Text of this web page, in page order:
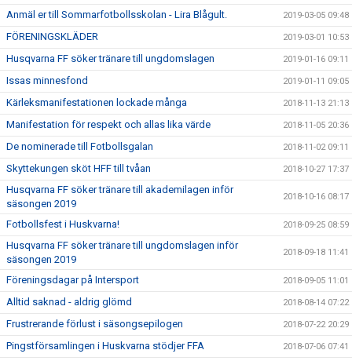
Anmäl er till Sommarfotbollsskolan - Lira Blågult. 2019-03-05 09:48
FÖRENINGSKLÄDER 2019-03-01 10:53
Husqvarna FF söker tränare till ungdomslagen 2019-01-16 09:11
Issas minnesfond 2019-01-11 09:05
Kärleksmanifestationen lockade många 2018-11-13 21:13
Manifestation för respekt och allas lika värde 2018-11-05 20:36
De nominerade till Fotbollsgalan 2018-11-02 09:11
Skyttekungen sköt HFF till tvåan 2018-10-27 17:37
Husqvarna FF söker tränare till akademilagen inför
säsongen 2019
2018-10-16 08:17
Fotbollsfest i Huskvarna! 2018-09-25 08:59
Husqvarna FF söker tränare till ungdomslagen inför
säsongen 2019
2018-09-18 11:41
Föreningsdagar på Intersport 2018-09-05 11:01
Alltid saknad - aldrig glömd 2018-08-14 07:22
Frustrerande förlust i säsongsepilogen 2018-07-22 20:29
Pingstförsamlingen i Huskvarna stödjer FFA 2018-07-06 07:41